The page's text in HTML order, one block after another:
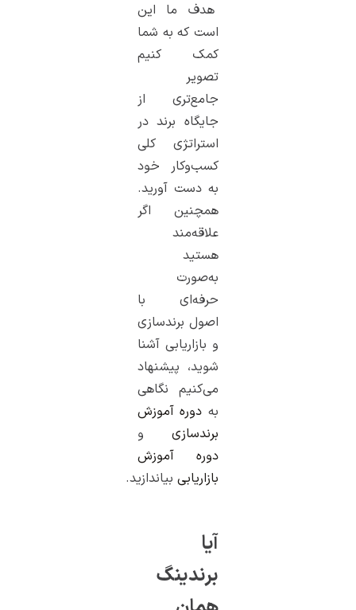
هدف ما این
است که به شما
کمک کنیم
تصویر
جامع‌تری از
جایگاه برند در
استراتژی کلی
کسب‌وکار خود
به دست آورید.
همچنین اگر
علاقه‌مند
هستید
به‌صورت
حرفه‌ای با
اصول برندسازی
و بازاریابی آشنا
شوید، پیشنهاد
می‌کنیم نگاهی
بهدوره آموزش
برندسازیو
دوره آموزش
بازاریابیبیاندازید.
آیا
برندینگ